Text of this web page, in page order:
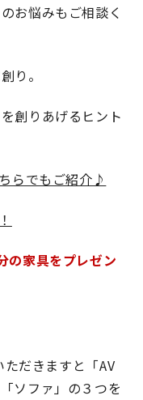
棟標準
のお悩みもご相談く
り。
を創りあげるヒント
らでもご紹介♪
家具をプレゼン
だきますと「AV
ソファ」の３つを